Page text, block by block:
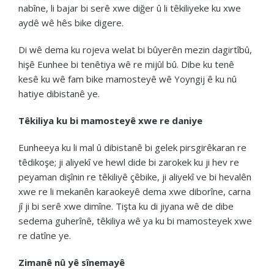
nabîne, li bajar bi serê xwe diğer û li têkiliyeke ku xwe
aydê wê hês bike digere.
Di wê dema ku rojeva welat bi bûyerên mezin dagirtîbû,
hişê Eunhee bi tenêtiya wê re mijûl bû. Dibe ku tenê
kesê ku wê fam bike mamosteyê wê Yoyngij ê ku nû
hatiye dibistanê ye.
Têkiliya ku bi mamosteyê xwe re daniye
Eunheeya ku li mal û dibistanê bi gelek pirsgirêkaran re
têdikoşe; ji aliyekî ve hewl dide bi zarokek ku ji hev re
peyaman dişînin re têkiliyê çêbike, ji aliyekî ve bi hevalên
xwe re li mekanên karaokeyê dema xwe diborîne, carna
jî ji bi serê xwe dimîne. Tişta ku di jiyana wê de dibe
sedema guherînê, têkiliya wê ya ku bi mamosteyek xwe
re datîne ye.
Zimanê nû yê sînemayê